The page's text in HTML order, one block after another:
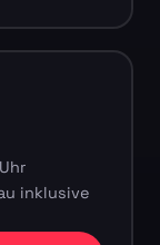
inklusive